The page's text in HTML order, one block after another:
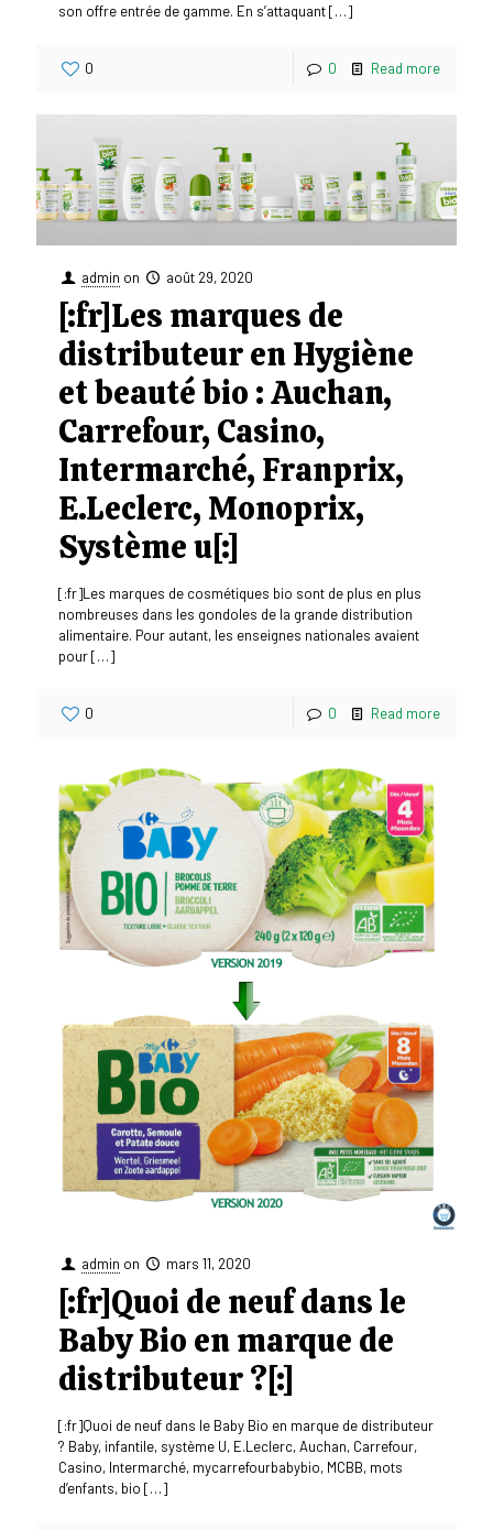
son offre entrée de gamme. En s’attaquant[…]
0 0 Read more
admin on août 29, 2020
[:fr]Les marques de
distributeur en Hygiène
et beauté bio : Auchan,
Carrefour, Casino,
Intermarché, Franprix,
E.Leclerc, Monoprix,
Système u[:]
[:fr]Les marques de cosmétiques bio sont de plus en plus
nombreuses dans les gondoles de la grande distribution
alimentaire. Pour autant, les enseignes nationales avaient
pour[…]
0 0 Read more
admin on mars 11, 2020
[:fr]Quoi de neuf dans le
Baby Bio en marque de
distributeur ?[:]
[:fr]Quoi de neuf dans le Baby Bio en marque de distributeur
? Baby, infantile, système U, E.Leclerc, Auchan, Carrefour,
Casino, Intermarché, mycarrefourbabybio, MCBB, mots
d’enfants, bio […]